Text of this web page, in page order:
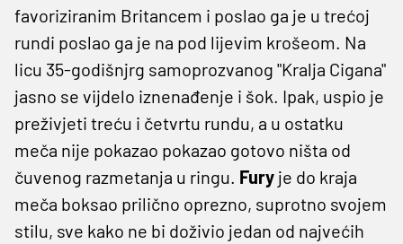
favoriziranim Britancem i poslao ga je u trećoj
rundi poslao ga je na pod lijevim krošeom. Na
licu 35-godišnjrg samoprozvanog "Kralja Cigana"
jasno se vijdelo iznenađenje i šok. Ipak, uspio je
preživjeti treću i četvrtu rundu, a u ostatku
meča nije pokazao pokazao gotovo ništa od
čuvenog razmetanja u ringu. Fury je do kraja
meča boksao prilično oprezno, suprotno svojem
stilu, sve kako ne bi doživio jedan od najvećih